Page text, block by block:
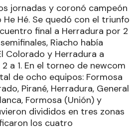
jornadas y coronó campeón
He Hé. Se quedó con el triunfo
final a Herradura por 2
Riacho había
Colorado y Herradura a
a 1. En el torneo de newcom
de ocho equipos: Formosa
Pirané, Herradura, General
Formosa (Unión) y
divididos en tres zonas
los cuatro